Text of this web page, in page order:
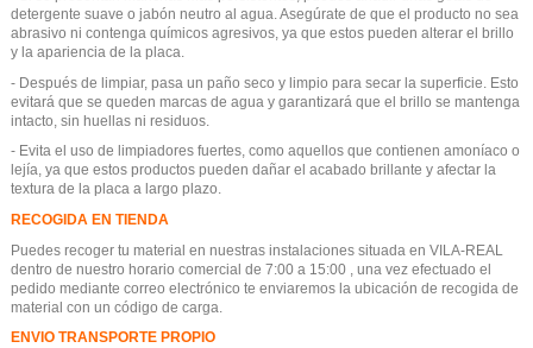
detergente suave o jabón neutro al agua. Asegúrate de que el producto no sea
abrasivo ni contenga químicos agresivos, ya que estos pueden alterar el brillo
y la apariencia de la placa.
- Después de limpiar, pasa un paño seco y limpio para secar la superficie. Esto
evitará que se queden marcas de agua y garantizará que el brillo se mantenga
intacto, sin huellas ni residuos.
- Evita el uso de limpiadores fuertes, como aquellos que contienen amoníaco o
lejía, ya que estos productos pueden dañar el acabado brillante y afectar la
textura de la placa a largo plazo.
RECOGIDA EN TIENDA
Puedes recoger tu material en nuestras instalaciones situada en VILA-REAL
dentro de nuestro horario comercial de 7:00 a 15:00 , una vez efectuado el
pedido mediante correo electrónico te enviaremos la ubicación de recogida de
material con un código de carga.
ENVIO TRANSPORTE PROPIO